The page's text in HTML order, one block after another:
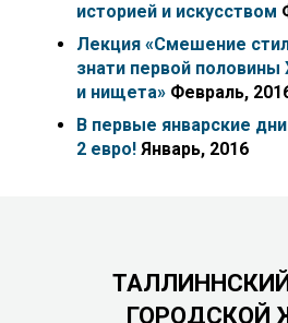
историей и искусством
Лекция «Смешение
знати первой половины
и нищета» Февраль,
В первые январские
2 евро! Январь, 2016
ГОРОДСКОЙ